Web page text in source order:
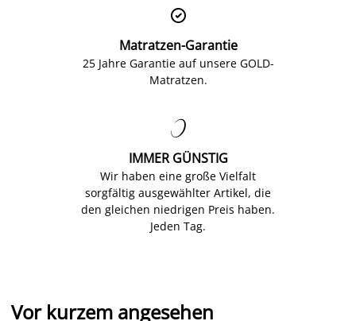

Matratzen-Garantie
25 Jahre Garantie auf unsere GOLD-
Matratzen.

IMMER GÜNSTIG
Wir haben eine große Vielfalt
sorgfältig ausgewählter Artikel, die
den gleichen niedrigen Preis haben.
Jeden Tag.
Vor kurzem angesehen